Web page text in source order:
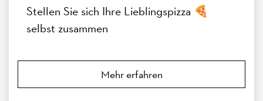
Stellen Sie sich Ihre Lieblingspizza 🍕
selbst zusammen
Mehr erfahren